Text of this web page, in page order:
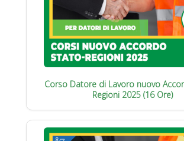
Corso Datore di Lavoro nuovo
Regioni 2025 (16 Ore)